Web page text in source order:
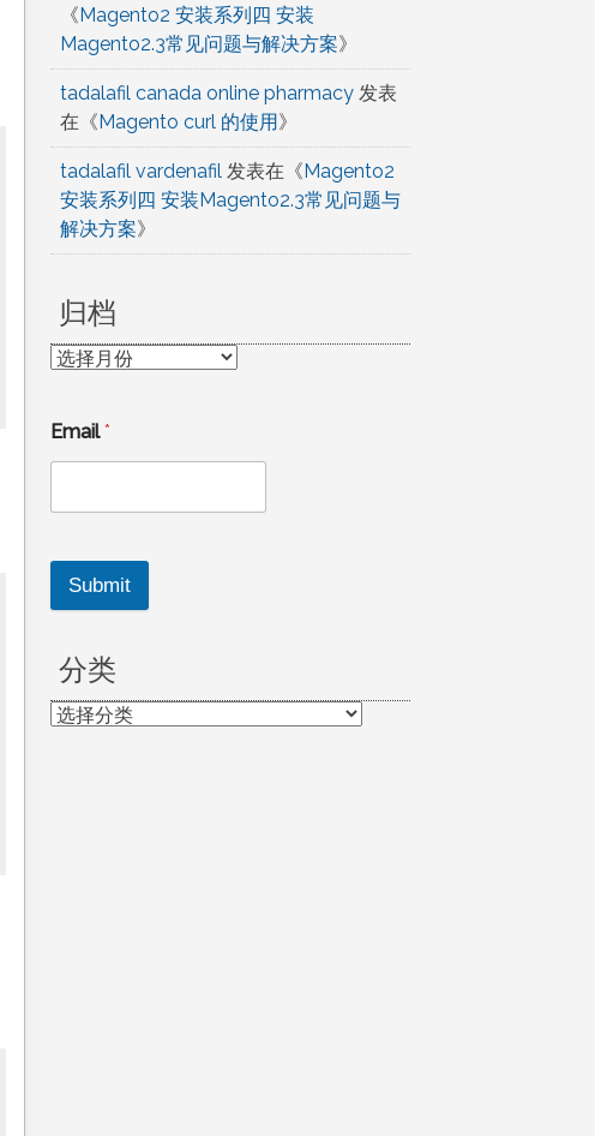
《Magento2 安装系列四 安装
Magento2.3常见问题与解决方案》
tadalafil canada online pharmacy发表
在《Magento curl 的使用》
tadalafil vardenafil发表在《Magento2
安装系列四 安装Magento2.3常见问题与
解决方案》
归档
归
Email*
Submit
分类
分